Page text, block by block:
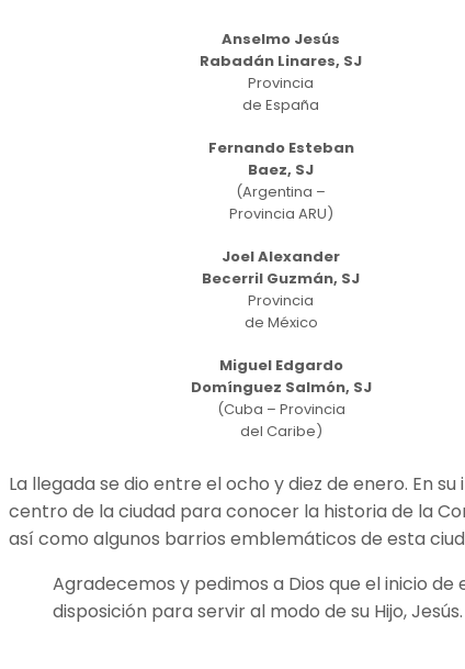
Anselmo Jesús
Rabadán Linares, SJ
Provincia
de España
Fernando Esteban
Baez, SJ
(Argentina –
Provincia ARU)
Joel Alexander
Becerril Guzmán, SJ
Provincia
de México
Miguel Edgardo
Domínguez Salmón, SJ
(Cuba – Provincia
del Caribe)
La llegada se dio entre el ocho y diez de enero. En
centro de la ciudad para conocer la historia de la
así como algunos barrios emblemáticos de esta
Agradecemos y pedimos a Dios que el inicio
disposición para servir al modo de su Hijo, Jesús.